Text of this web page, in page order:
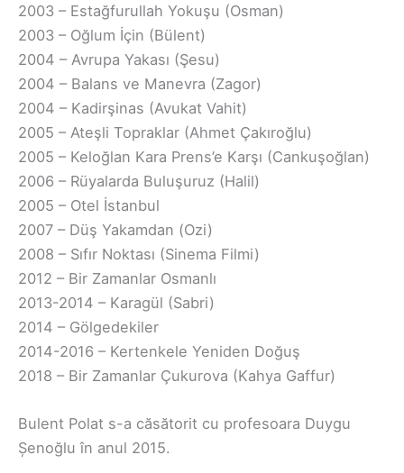
2003 – Estağfurullah Yokuşu (Osman)
2003 – Oğlum İçin (Bülent)
2004 – Avrupa Yakası (Şesu)
2004 – Balans ve Manevra (Zagor)
2004 – Kadirşinas (Avukat Vahit)
2005 – Ateşli Topraklar (Ahmet Çakıroğlu)
2005 – Keloğlan Kara Prens’e Karşı (Cankuşoğlan)
2006 – Rüyalarda Buluşuruz (Halil)
2005 – Otel İstanbul
2007 – Düş Yakamdan (Ozi)
2008 – Sıfır Noktası (Sinema Filmi)
2012 – Bir Zamanlar Osmanlı
2013-2014 – Karagül (Sabri)
2014 – Gölgedekiler
2014-2016 – Kertenkele Yeniden Doğuş
2018 – Bir Zamanlar Çukurova (Kahya Gaffur)
Bulent Polat s-a căsătorit cu profesoara Duygu
Șenoğlu în anul 2015.